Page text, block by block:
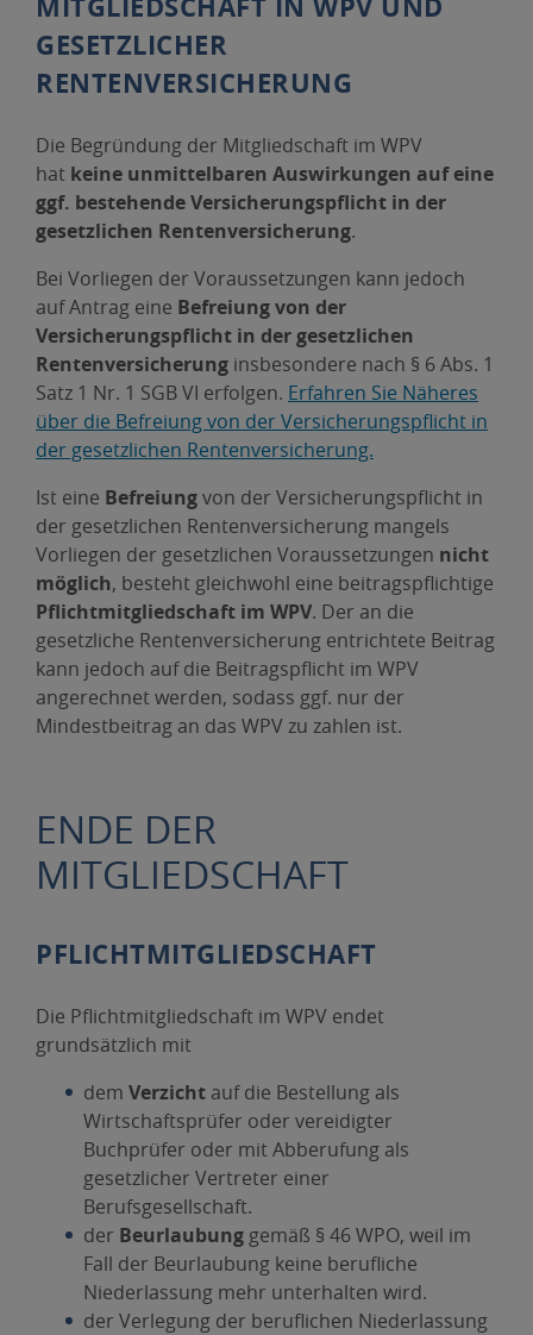
MITGLIEDSCHAFT IN WPV UND
GESETZLICHER
RENTENVERSICHERUNG
Die Begründung der Mitgliedschaft im WPV
hat keine unmittelbaren Auswirkungen auf eine
ggf. bestehende Versicherungspflicht in der
gesetzlichen Rentenversicherung.
Bei Vorliegen der Voraussetzungen kann jedoch
auf Antrag eine Befreiung von der
Versicherungspflicht in der gesetzlichen
Rentenversicherung insbesondere nach § 6 Abs. 1
Satz 1 Nr. 1 SGB VI erfolgen. Erfahren Sie Näheres
über die Befreiung von der Versicherungspflicht in
der gesetzlichen Rentenversicherung.
Ist eine Befreiungvon der Versicherungspflicht in
der gesetzlichen Rentenversicherung mangels
Vorliegen der gesetzlichen Voraussetzungen nicht
möglich, besteht gleichwohl eine beitragspflichtige
Pflichtmitgliedschaft im WPV. Der an die
gesetzliche Rentenversicherung entrichtete Beitrag
kann jedoch auf die Beitragspflicht im WPV
angerechnet werden, sodass ggf. nur der
Mindestbeitrag an das WPV zu zahlen ist.
ENDE DER
MITGLIEDSCHAFT
PFLICHTMITGLIEDSCHAFT
Die Pflichtmitgliedschaft im WPV endet
grundsätzlich mit
dem Verzicht auf die Bestellung als
Wirtschaftsprüfer oder vereidigter
Buchprüfer oder mit Abberufung als
gesetzlicher Vertreter einer
Berufsgesellschaft.
der Beurlaubung gemäß § 46 WPO, weil im
Fall der Beurlaubung keine berufliche
Niederlassung mehr unterhalten wird.
der Verlegung der beruflichen Niederlassung